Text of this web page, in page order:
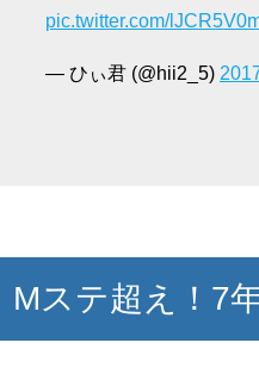
pic.twitter.com/
— ひぃ君 (@hii2_5)
Mステ超え！7